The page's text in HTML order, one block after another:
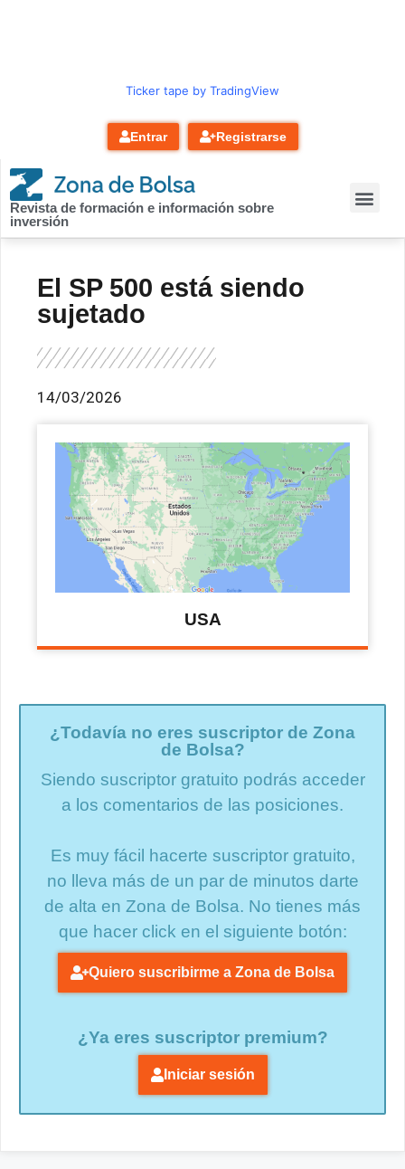
Ticker tape by TradingView
Entrar Registrarse
Revista de formación e información sobre
inversión
El SP 500 está siendo
sujetado
14/03/2026
USA
¿Todavía no eres suscriptor de Zona
de Bolsa?
Siendo suscriptor gratuito podrás acceder
a los comentarios de las posiciones.
Es muy fácil hacerte suscriptor gratuito,
no lleva más de un par de minutos darte
de alta en Zona de Bolsa. No tienes más
que hacer click en el siguiente botón:
Quiero suscribirme a Zona de Bolsa
¿Ya eres suscriptor premium?
Iniciar sesión